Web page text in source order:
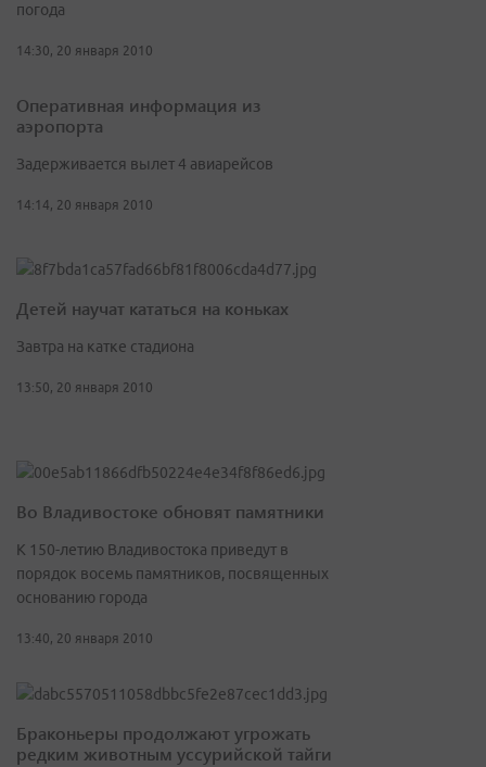
погода
14:30, 20 января 2010
Оперативная информация из
аэропорта
Задерживается вылет 4 авиарейсов
14:14, 20 января 2010
Детей научат кататься на коньках
Завтра на катке стадиона
13:50, 20 января 2010
Во Владивостоке обновят памятники
К 150-летию Владивостока приведут в
порядок восемь памятников, посвященных
основанию города
13:40, 20 января 2010
Браконьеры продолжают угрожать
редким животным уссурийской тайги